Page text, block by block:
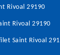
Rivoal 29190
Rivoal 29190
Saint Rivoal